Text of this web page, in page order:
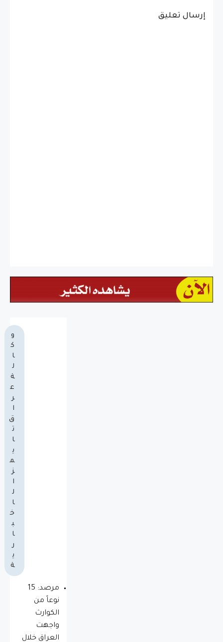
إرسال تعليق
و
ك
ا
ل
ة
ع
ر
ا
ق
ت
ا
ي
م
ز
ا
ل
ا
خ
ب
ا
ر
ي
ة
مرصد: 15
نوعاً من
الكوارث
واجهت
العراق خلال